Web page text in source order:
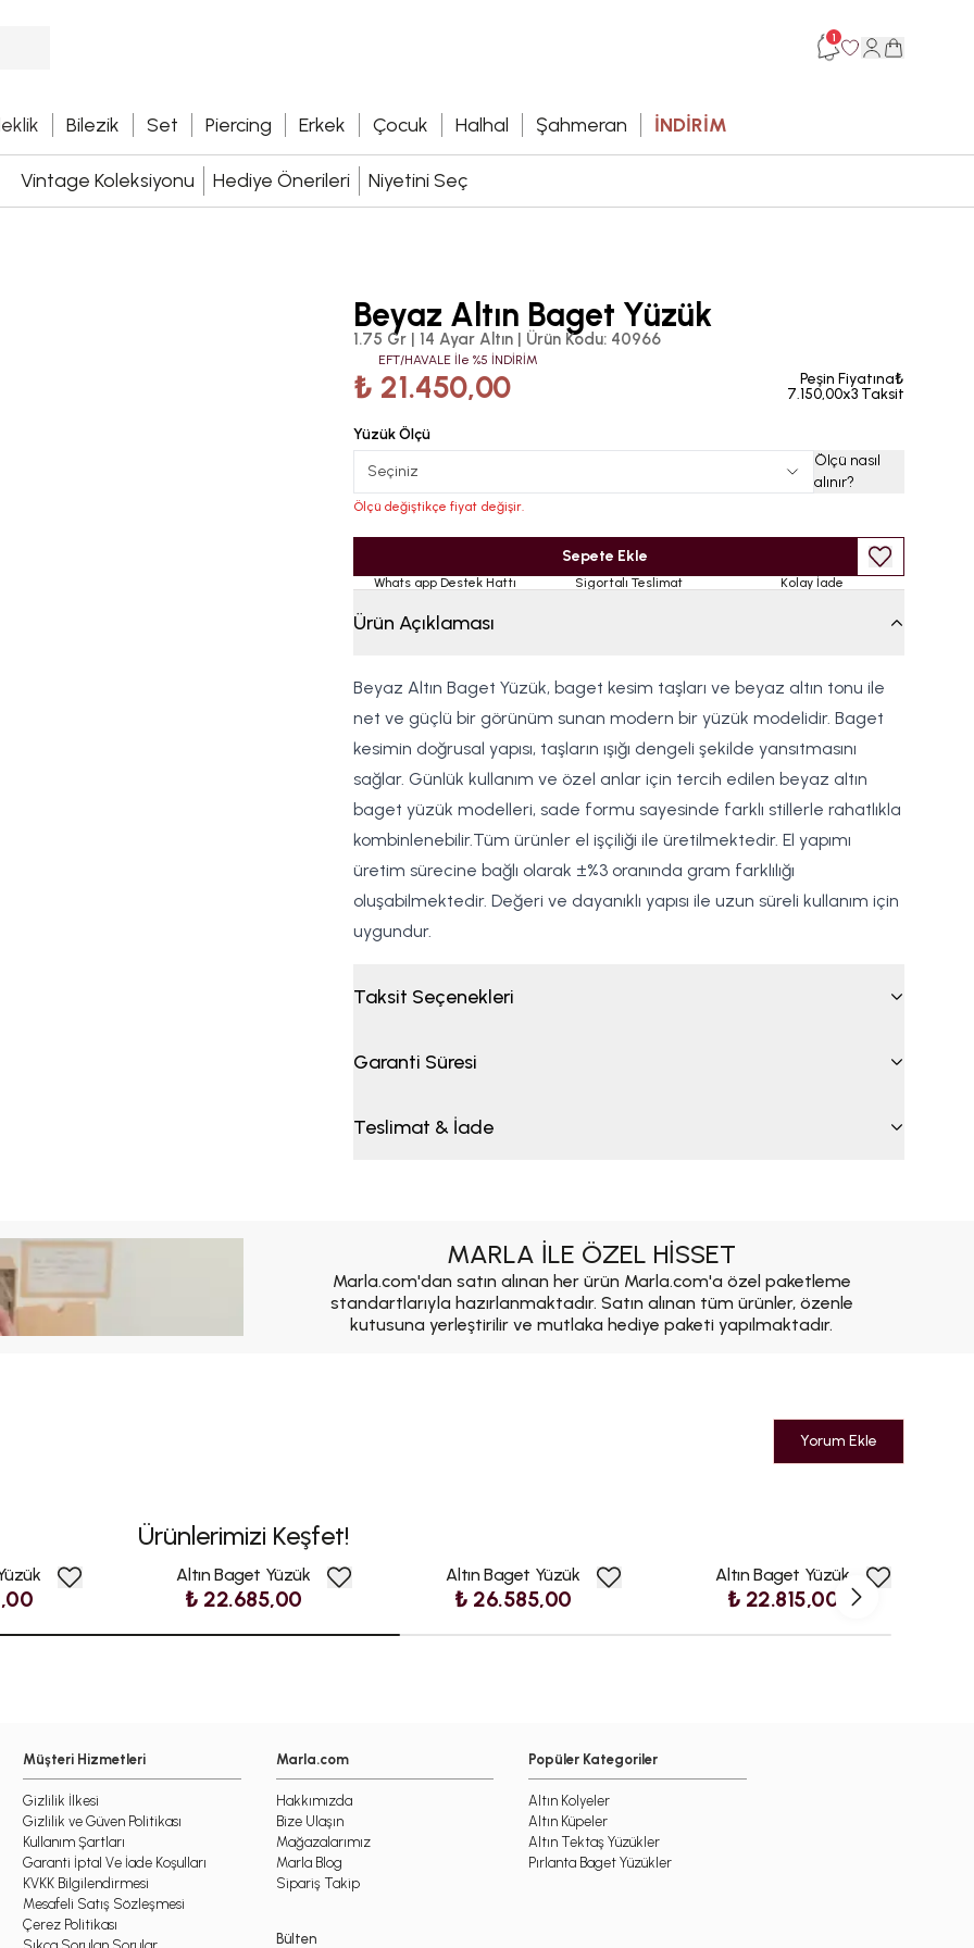
1
Bilezik Set Piercing Erkek Çocuk Halhal Şahmeran İNDİRİM
Vintage Koleksiyonu Hediye Önerileri Niyetini Seç
Beyaz Altın Baget Yüzük
1.75 Gr | 14 Ayar Altın | Ürün Kodu: 40966
EFT/HAVALE İle %5 İNDİRİM
₺ 21.450,00
Peşin Fiyatına₺
7.150,00x3 Taksit
Yüzük Ölçü
Seçiniz
Ölçü nasıl
alınır?
Ölçü değiştikçe fiyat değişir.
Sepete Ekle
Whats app Destek Hattı Sigortalı Teslimat Kolay İade
Ürün Açıklaması
Beyaz Altın Baget Yüzük, baget kesim taşları ve beyaz altın tonu ile
net ve güçlü bir görünüm sunan modern bir yüzük modelidir. Baget
kesimin doğrusal yapısı, taşların ışığı dengeli şekilde yansıtmasını
sağlar. Günlük kullanım ve özel anlar için tercih edilen beyaz altın
baget yüzük modelleri, sade formu sayesinde farklı stillerle rahatlıkla
kombinlenebilir.Tüm ürünler el işçiliği ile üretilmektedir. El yapımı
üretim sürecine bağlı olarak ±%3 oranında gram farklılığı
oluşabilmektedir. Değeri ve dayanıklı yapısı ile uzun süreli kullanım için
uygundur.
Taksit Seçenekleri
Garanti Süresi
Teslimat & İade
MARLA İLE ÖZEL HİSSET
Marla.com'dan satın alınan her ürün Marla.com'a özel paketleme
standartlarıyla hazırlanmaktadır. Satın alınan tüm ürünler, özenle
kutusuna yerleştirilir ve mutlaka hediye paketi yapılmaktadır.
Yorum Ekle
Ürünlerimizi Keşfet!
Altın Baget Yüzük
₺ 22.685,00
Altın Baget Yüzük
₺ 26.585,00
Altın Baget Yüzük
₺ 22.815,00
Müşteri Hizmetleri
Gizlilik İlkesi
Gizlilik ve Güven Politikası
Kullanım Şartları
Garanti İptal Ve İade Koşulları
KVKK Bilgilendirmesi
Mesafeli Satış Sözleşmesi
Çerez Politikası
Marla.com
Hakkımızda
Bize Ulaşın
Mağazalarımız
Marla Blog
Sipariş Takip
Bülten
Popüler Kategoriler
Altın Kolyeler
Altın Küpeler
Altın Tektaş Yüzükler
Pırlanta Baget Yüzükler